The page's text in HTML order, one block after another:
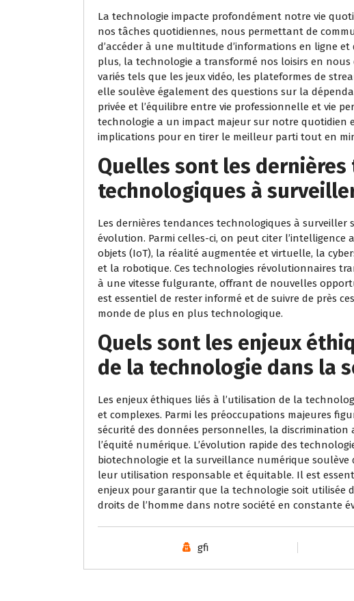
La technologie impacte profondément notre vie
nos tâches quotidiennes, nous permettant de
d’accéder à une multitude d’informations en ligne
plus, la technologie a transformé nos loisirs en
variés tels que les jeux vidéo, les plateformes de
elle soulève également des questions sur la
privée et l’équilibre entre vie professionnelle et vie
technologie a un impact majeur sur notre quotidien
implications pour en tirer le meilleur parti tout en
Quelles sont les dernières
technologiques à
Les dernières tendances technologiques à
évolution. Parmi celles-ci, on peut citer l’intelligence
objets (IoT), la réalité augmentée et virtuelle, la
et la robotique. Ces technologies révolutionnaires
à une vitesse fulgurante, offrant de nouvelles
est essentiel de rester informé et de suivre de près
monde de plus en plus technologique.
Quels sont les enjeux
de la technologie dans la
Les enjeux éthiques liés à l’utilisation de la
et complexes. Parmi les préoccupations majeures
sécurité des données personnelles, la discrimination
l’équité numérique. L’évolution rapide des
biotechnologie et la surveillance numérique
leur utilisation responsable et équitable. Il est
enjeux pour garantir que la technologie soit utilisée
droits de l’homme dans notre société en constante
gfi